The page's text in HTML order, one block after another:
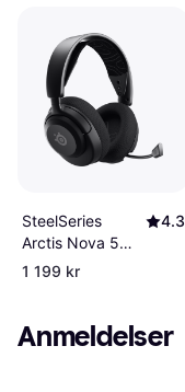
SteelSeries
Arctis Nova 5
Black
4.3
1 199 kr
Anmeldelser